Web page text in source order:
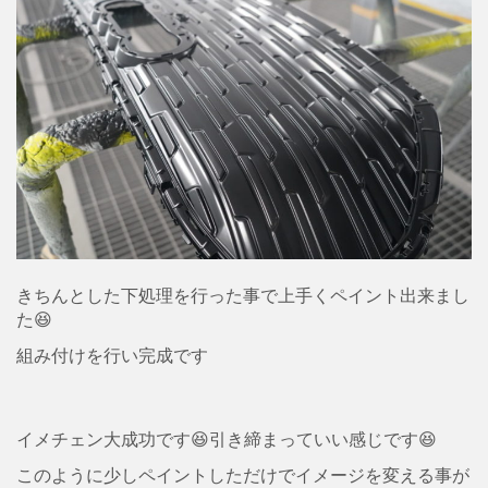
きちんとした下処理を行った事で上手くペイント出来まし
た😆
組み付けを行い完成です
イメチェン大成功です😆引き締まっていい感じです😆
このように少しペイントしただけでイメージを変える事が